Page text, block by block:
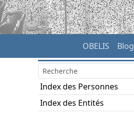
OBELIS Blog
Index des Personnes
Index des Entités